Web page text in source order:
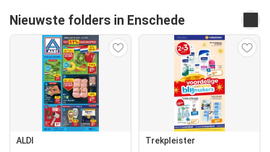
Nieuwste folders in Enschede
ALDI Trekpleister